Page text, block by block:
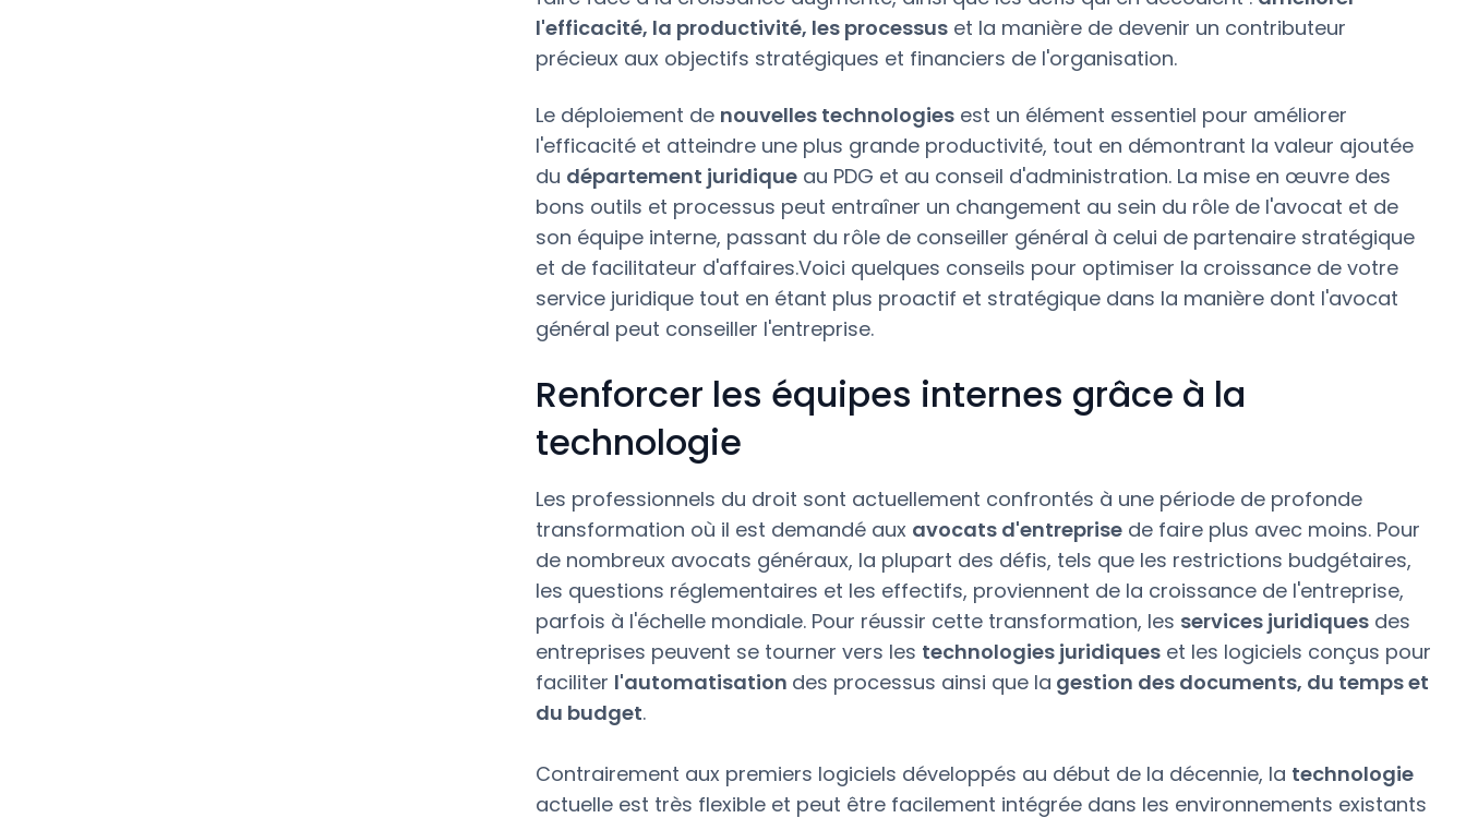
l'efficacité, la productivité, les processuset la manière de devenir un contributeur
précieux aux objectifs stratégiques et financiers de l'organisation.
Le déploiement de nouvelles technologiesest un élément essentiel pour améliorer
l'efficacité et atteindre une plus grande productivité, tout en démontrant la valeur ajoutée
du département juridiqueau PDG et au conseil d'administration. La mise en œuvre des
bons outils et processus peut entraîner un changement au sein du rôle de l'avocat et de
son équipe interne, passant du rôle de conseiller général à celui de partenaire stratégique
et de facilitateur d'affaires.Voici quelques conseils pour optimiser la croissance de votre
service juridique tout en étant plus proactif et stratégique dans la manière dont l'avocat
général peut conseiller l'entreprise.
Renforcer les équipes internes grâce à la
technologie
Les professionnels du droit sont actuellement confrontés à une période de profonde
transformation où il est demandé aux avocats d'entreprisede faire plus avec moins. Pour
de nombreux avocats généraux, la plupart des défis, tels que les restrictions budgétaires,
les questions réglementaires et les effectifs, proviennent de la croissance de l'entreprise,
parfois à l'échelle mondiale. Pour réussir cette transformation, les services juridiquesdes
entreprises peuvent se tourner vers les technologies juridiqueset les logiciels conçus pour
faciliter l'automatisation des processus ainsi que la gestion des documents, du temps et
du budget.
Contrairement aux premiers logiciels développés au début de la décennie, la technologie
actuelle est très flexible et peut être facilement intégrée dans les environnements existants